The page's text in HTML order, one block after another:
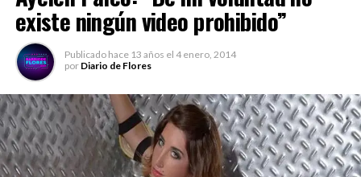
existe ningún video prohibido”
Publicado hace 13 años el 4 enero, 2014
por Diario de Flores